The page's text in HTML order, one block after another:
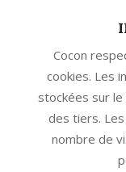
Cocon
cookies. Les
stockées sur
des tiers.
nombre de